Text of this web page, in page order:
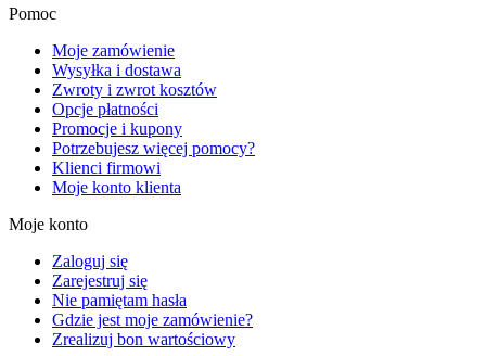
Pomoc
Moje zamówienie
Wysyłka i dostawa
Zwroty i zwrot kosztów
Opcje płatności
Promocje i kupony
Potrzebujesz więcej pomocy?
Klienci firmowi
Moje konto klienta
Moje konto
Zaloguj się
Zarejestruj się
Nie pamiętam hasła
Gdzie jest moje zamówienie?
Zrealizuj bon wartościowy